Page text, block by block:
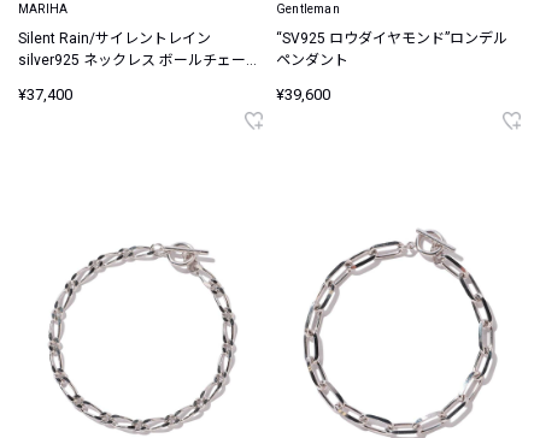
MARIHA
Silent Rain/サイレントレイン
silver925 ネックレス ボールチェーン
¥37,400
Gentleman
“SV925 ロウダイヤモンド”ロンデル
ペンダント
¥39,600